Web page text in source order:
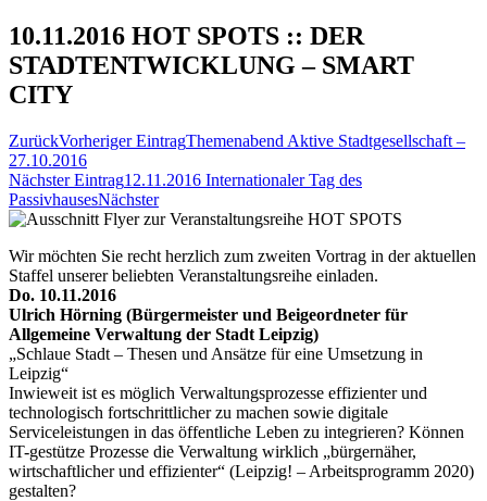
10.11.2016 HOT SPOTS :: DER
STADTENTWICKLUNG – SMART
CITY
ZurückVorheriger EintragThemenabend Aktive Stadtgesellschaft –
27.10.2016
Nächster Eintrag12.11.2016 Internationaler Tag des
PassivhausesNächster
Wir möchten Sie recht herzlich zum zweiten Vortrag in der aktuellen
Staffel unserer beliebten Veranstaltungsreihe einladen.
Do. 10.11.2016
Ulrich Hörning (Bürgermeister und Beigeordneter für
Allgemeine Verwaltung der Stadt Leipzig)
„Schlaue Stadt – Thesen und Ansätze für eine Umsetzung in
Leipzig“
Inwieweit ist es möglich Verwaltungsprozesse effizienter und
technologisch fortschrittlicher zu machen sowie digitale
Serviceleistungen in das öffentliche Leben zu integrieren? Können
IT-gestütze Prozesse die Verwaltung wirklich „bürgernäher,
wirtschaftlicher und effizienter“ (Leipzig! – Arbeitsprogramm 2020)
gestalten?